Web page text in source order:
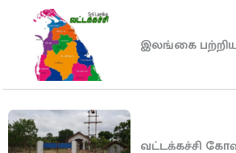
இலங்கை
வட்டக்கச்சி